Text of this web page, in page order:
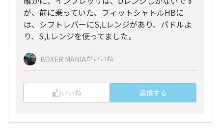
が、前に乗っていた、フィットシャトルHBに
は、シフトレバーにS,Lレンジがあり、パドルよ
り、S,Lレンジを使ってました。
BOXER MANIAがいいね
いいね 返信する